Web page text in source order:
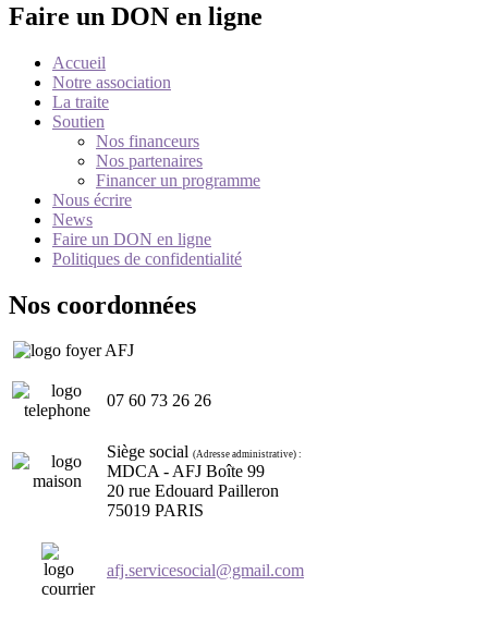
Faire un DON en ligne
Accueil
Notre association
La traite
Soutien
Nos financeurs
Nos partenaires
Financer un programme
Nous écrire
News
Faire un DON en ligne
Politiques de confidentialité
Nos coordonnées
07 60 73 26 26
Siège social (Adresse administrative) :
MDCA - AFJ Boîte 99
20 rue Edouard Pailleron
75019 PARIS
afj.servicesocial@gmail.com